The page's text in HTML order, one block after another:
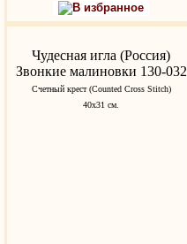
В избранное
Чудесная игла (Россия)
Звонкие малиновки 130-032
Счетный крест (Counted Cross Stitch)
40х31 см.